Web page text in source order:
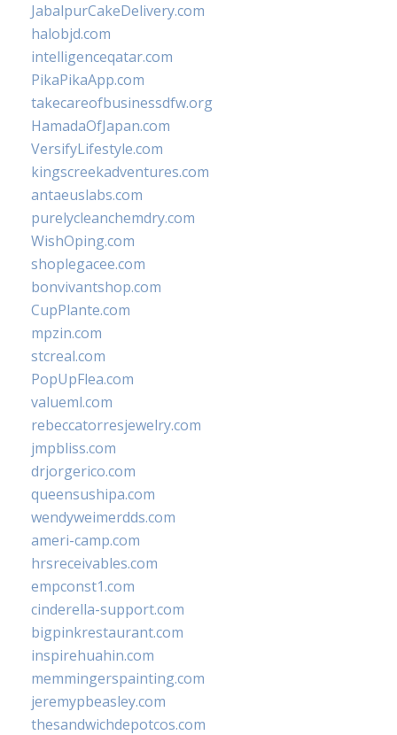
JabalpurCakeDelivery.com
halobjd.com
intelligenceqatar.com
PikaPikaApp.com
takecareofbusinessdfw.org
HamadaOfJapan.com
VersifyLifestyle.com
kingscreekadventures.com
antaeuslabs.com
purelycleanchemdry.com
WishOping.com
shoplegacee.com
bonvivantshop.com
CupPlante.com
mpzin.com
stcreal.com
PopUpFlea.com
valueml.com
rebeccatorresjewelry.com
jmpbliss.com
drjorgerico.com
queensushipa.com
wendyweimerdds.com
ameri-camp.com
hrsreceivables.com
empconst1.com
cinderella-support.com
bigpinkrestaurant.com
inspirehuahin.com
memmingerspainting.com
jeremypbeasley.com
thesandwichdepotcos.com